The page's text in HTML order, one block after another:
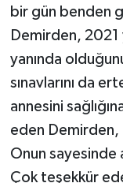
bir gün benden
Demirden, 2021
yanında
sınavlarını da
annesini
eden Demirden,
Onun sayesinde
Çok teşekkür